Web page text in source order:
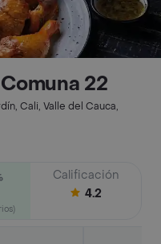
22
Cali, Valle del Cauca,
Calificación
4.2